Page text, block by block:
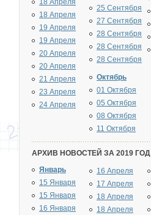
18 Апреля
18 Апреля
19 Апреля
19 Апреля
20 Апреля
20 Апреля
21 Апреля
23 Апреля
24 Апреля
25 Сентября
27 Сентября
28 Сентября
28 Сентября
28 Сентября
Октябрь
01 Октября
05 Октября
08 Октября
11 Октября
АРХИВ НОВОСТЕЙ ЗА 2019 ГОД
Январь
15 Января
15 Января
16 Января
16 Апреля
17 Апреля
18 Апреля
18 Апреля